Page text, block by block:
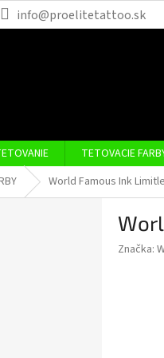
info@proelitetattoo.sk
TETOVACIE
World Famous Ink
Značka: